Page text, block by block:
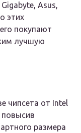
Asus,
этих
покупают
лучшую
чипсета от Intel
размера